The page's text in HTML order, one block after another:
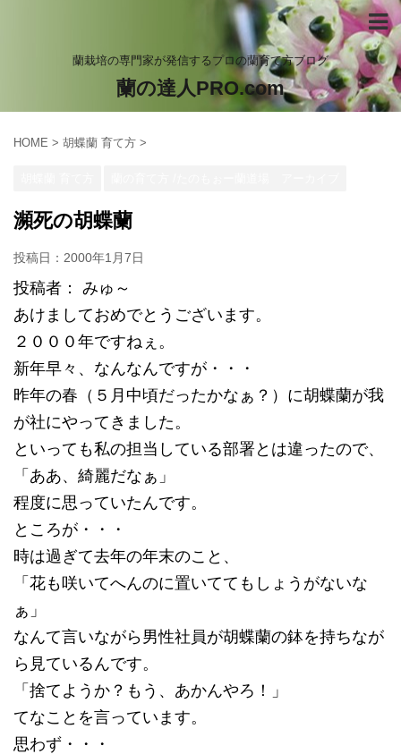
蘭栽培の専門家が発信するプロの蘭育て方ブログ
蘭の達人PRO.com
HOME > 胡蝶蘭 育て方 >
瀕死の胡蝶蘭
投稿日： 2000年1月7日
投稿者： みゅ～
あけましておめでとうございます。
２０００年ですねぇ。
新年早々、なんなんですが・・・
昨年の春（５月中頃だったかなぁ？）に胡蝶蘭が我
が社にやってきました。
といっても私の担当している部署とは違ったので、
「ああ、綺麗だなぁ」
程度に思っていたんです。
ところが・・・
時は過ぎて去年の年末のこと、
「花も咲いてへんのに置いててもしょうがないな
ぁ」
なんて言いながら男性社員が胡蝶蘭の鉢を持ちなが
ら見ているんです。
「捨てようか？もう、あかんやろ！」
てなことを言っています。
思わず・・・